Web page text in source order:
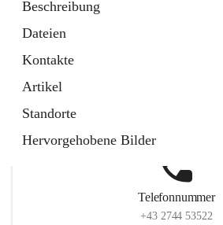
Beschreibung
Dateien
Kontakte
Artikel
Standorte
Hervorgehobene Bilder
Telefonnummer
+43 2744 53522